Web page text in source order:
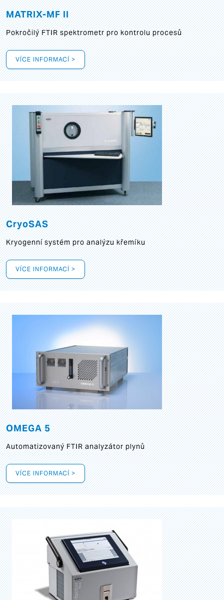
MATRIX-MF II
Pokročilý FTIR spektrometr pro kontrolu procesů
VÍCE INFORMACÍ >
CryoSAS
Kryogenní systém pro analýzu křemíku
VÍCE INFORMACÍ >
OMEGA 5
Automatizovaný FTIR analyzátor plynů
VÍCE INFORMACÍ >